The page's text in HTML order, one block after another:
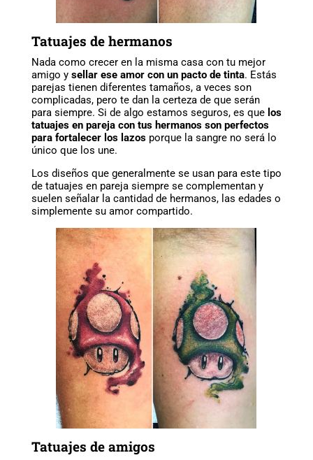
Tatuajes de hermanos
Nada como crecer en la misma casa con tu mejor
amigo y sellar ese amor con un pacto de tinta. Estás
parejas tienen diferentes tamaños, a veces son
complicadas, pero te dan la certeza de que serán
para siempre. Si de algo estamos seguros, es que los
tatuajes en pareja con tus hermanos son perfectos
para fortalecer los lazosporque la sangre no será lo
único que los une.
Los diseños que generalmente se usan para este tipo
de tatuajes en pareja siempre se complementan y
suelen señalar la cantidad de hermanos, las edades o
simplemente su amor compartido.
Tatuajes de amigos